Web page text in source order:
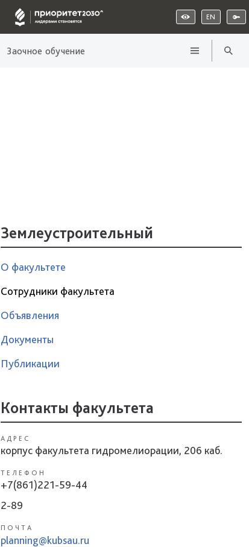
EN
Заочное обучение
Землеустроительный
О факультете
Сотрудники факультета
Объявления
Документы
Публикации
Контакты факультета
АДРЕС
корпус факультета гидромелиорации, 206 каб.
ТЕЛЕФОН
+7(861)221-59-44
2-89
ПОЧТА
planning@kubsau.ru